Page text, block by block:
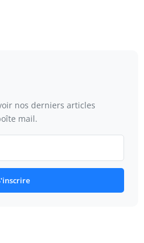
nos derniers articles
mail.